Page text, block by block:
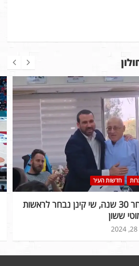
חדשות העיר
מהפך בחולון: לאחר 30 שנה, שי קינן נבחר לראשות
ששון